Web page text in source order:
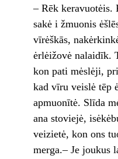
– Rēk keravuotėis.
sakė i žmuonis
vīrėškās,
ėrlėižovė nalaidīk.
kon pati mėslėji,
kad vīru veislė tēp
apmuonītė. Slīda
ana stoviejė,
veizietė, kon ons
merga.– Je joukus